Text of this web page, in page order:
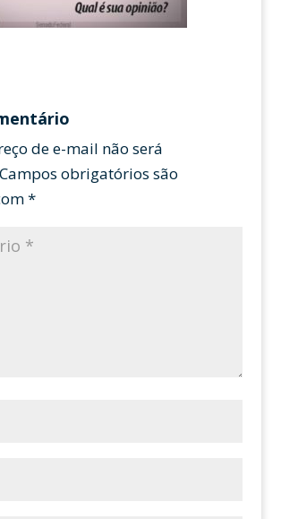
de e-mail não será
Campos obrigatórios são
*